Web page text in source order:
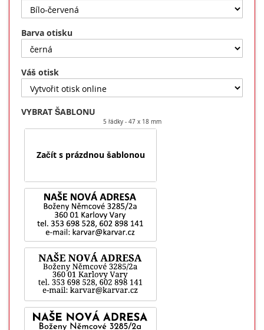
Barva otisku
Váš otisk
VYBRAT ŠABLONU
5 řádky 47 x 18 mm
Začít s prázdnou šablonou